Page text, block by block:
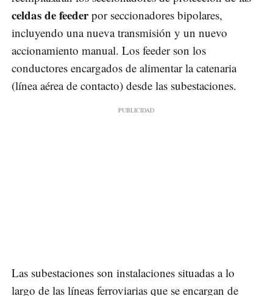
celdas de feederpor seccionadores bipolares,
incluyendo una nueva transmisión y un nuevo
accionamiento manual. Los feeder son los
conductores encargados de alimentar la catenaria
(línea aérea de contacto) desde las subestaciones.
Las subestaciones son instalaciones situadas a lo
largo de las líneas ferroviarias que se encargan de